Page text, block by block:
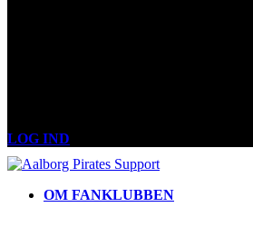
LOG IND
OM FANKLUBBEN